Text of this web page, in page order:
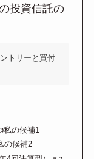
投資信託の
トリーと買付
の候補1
の候補2